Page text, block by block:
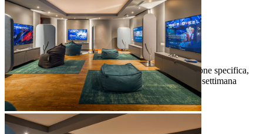
dopo essere stati sulla neve.
Maro Club (3–12)
ludoteca per bambini completamente attrezzata
una varietà di attività e programmi divertenti
intrattenimento a cura di uno staff con formazione specifica,
disponibile dalle 14:00 alle 21:00, 6 giorni alla settimana
aperto minimo 7 ore al giorno (09:00-21:00)
aperto sei giorni a settimana